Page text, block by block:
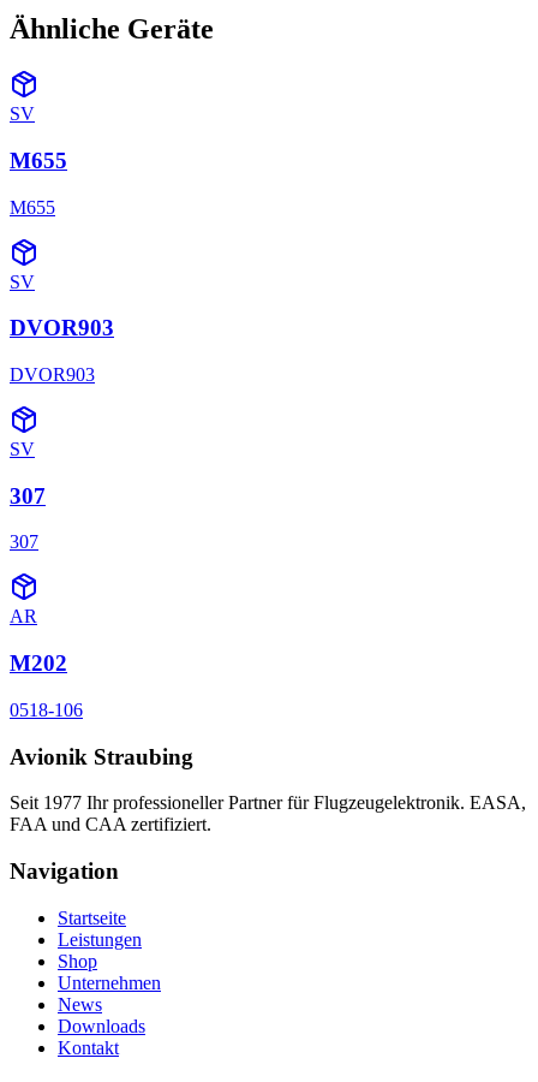
Ähnliche Geräte
SV
M655
M655
SV
DVOR903
DVOR903
SV
307
307
AR
M202
0518-106
Avionik Straubing
Seit 1977 Ihr professioneller Partner für Flugzeugelektronik. EASA,
FAA und CAA zertifiziert.
Navigation
Startseite
Leistungen
Shop
Unternehmen
News
Downloads
Kontakt